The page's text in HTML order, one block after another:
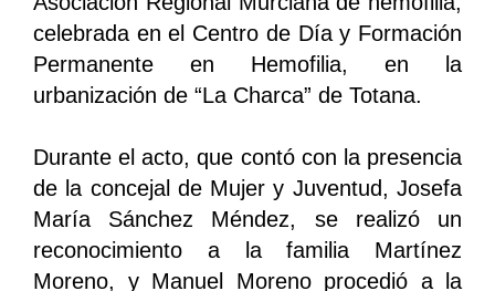
celebrada en el Centro de Día y Formación
Permanente en Hemofilia, en la
urbanización de “La Charca” de Totana.
Durante el acto, que contó con la presencia
de la concejal de Mujer y Juventud, Josefa
María Sánchez Méndez, se realizó un
reconocimiento a la familia Martínez
Moreno, y Manuel Moreno procedió a la